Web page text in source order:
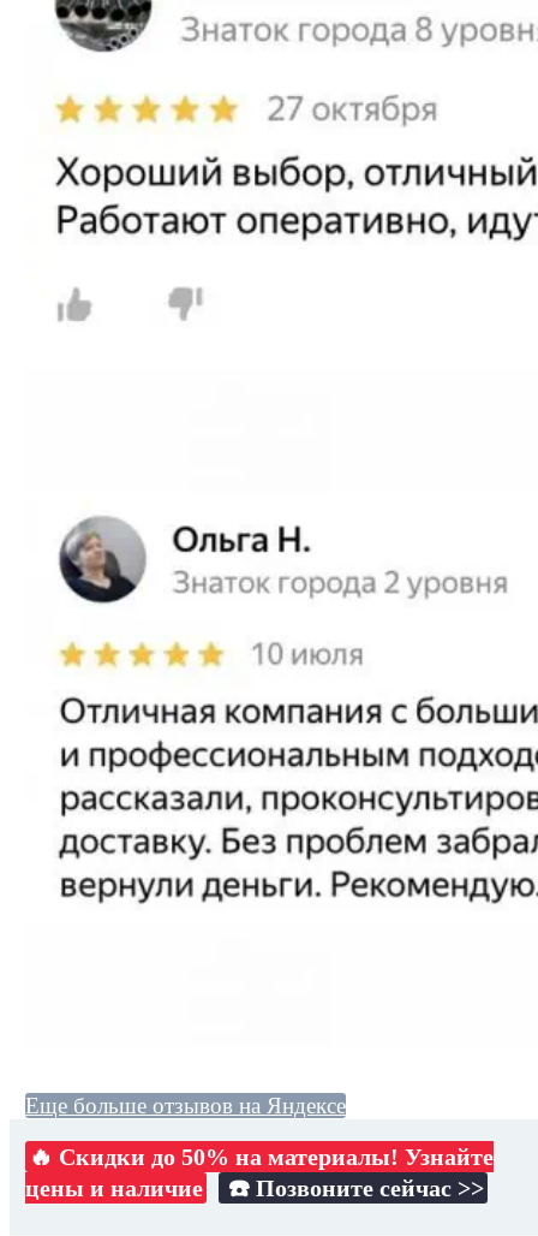
Еще больше отзывов на Яндексе
🔥 Скидки до 50% на материалы! Узнайте
цены и наличие
☎️ Позвоните сейчас >>